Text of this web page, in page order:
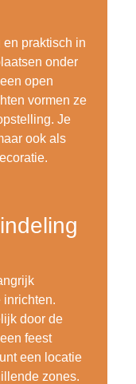
praktisch in
onder
open
vormen ze
Je
ook als
inrichten.
door de
feest
een locatie
zones.